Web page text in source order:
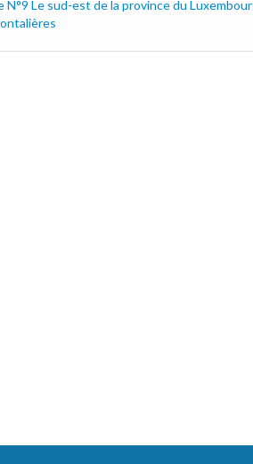
N°9 Le sud-est de la province du